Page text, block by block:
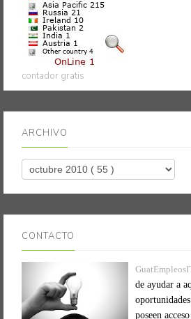
contador gratis
ARCHIVO
CONTACTO
de ayudar a
poseen